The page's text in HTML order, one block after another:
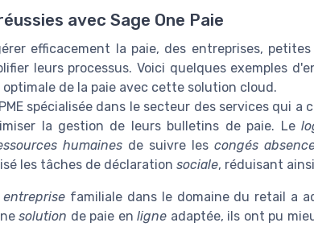
avec Sage One Paie
efficacement la paie, des entreprises,
leurs processus. Voici quelques exemples
de la paie avec cette solution cloud.
spécialisée dans le secteur des services qui a
la gestion de leurs bulletins de paie. Le
humaines de suivre les congés
les tâches de déclaration sociale, réduisant
entreprisefamiliale dans le domaine du retail a
solution de paie en ligne adaptée, ils ont pu